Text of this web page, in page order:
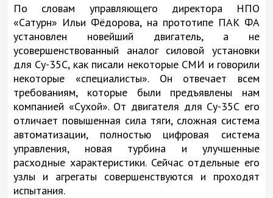
По словам управляющего директора НПО
«Сатурн» Ильи Фёдорова, на прототипе ПАК ФА
установлен новейший двигатель, а не
усовершенствованный аналог силовой установки
для Су-35С, как писали некоторые СМИ и говорили
некоторые «специалисты». Он отвечает всем
требованиям, которые были предъявлены нам
компанией «Сухой». От двигателя для Су-35С его
отличает повышенная сила тяги, сложная система
автоматизации, полностью цифровая система
управления, новая турбина и улучшенные
расходные характеристики. Сейчас отдельные его
узлы и агрегаты совершенствуются и проходят
испытания.